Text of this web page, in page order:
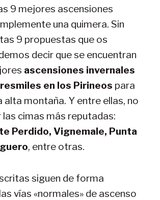
9 mejores ascensiones
una quimera. Sin
9 propuestas que os
decir que se encuentran
ascensiones invernales
en los Pirineos para
alta montaña. Y entre ellas, no
cimas más reputadas:
Perdido, Vignemale, Punta
, entre otras.
siguen de forma
vías «normales» de ascenso